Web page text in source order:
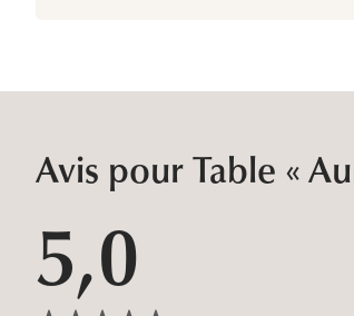
Avis pour Table «
5,0